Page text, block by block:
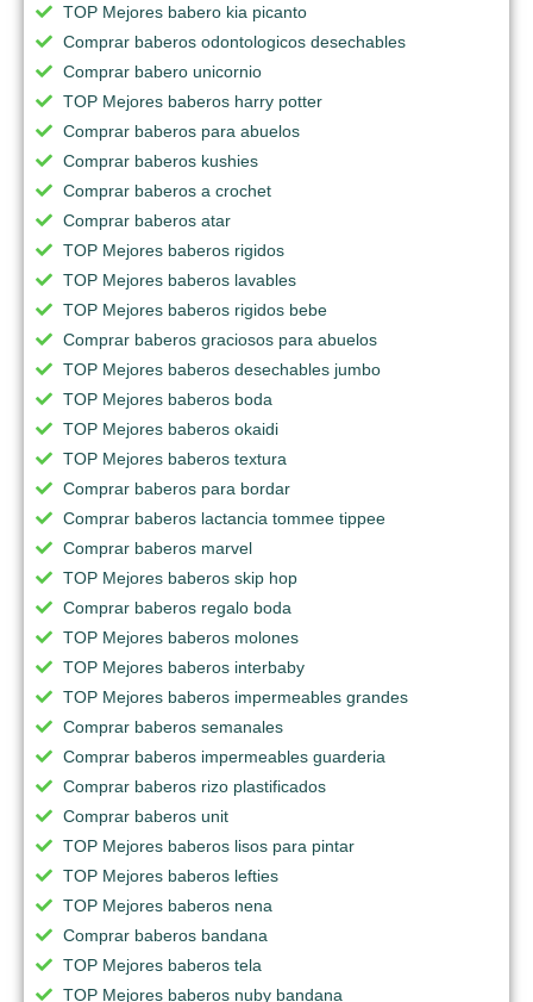
TOP Mejores babero kia picanto
Comprar baberos odontologicos desechables
Comprar babero unicornio
TOP Mejores baberos harry potter
Comprar baberos para abuelos
Comprar baberos kushies
Comprar baberos a crochet
Comprar baberos atar
TOP Mejores baberos rigidos
TOP Mejores baberos lavables
TOP Mejores baberos rigidos bebe
Comprar baberos graciosos para abuelos
TOP Mejores baberos desechables jumbo
TOP Mejores baberos boda
TOP Mejores baberos okaidi
TOP Mejores baberos textura
Comprar baberos para bordar
Comprar baberos lactancia tommee tippee
Comprar baberos marvel
TOP Mejores baberos skip hop
Comprar baberos regalo boda
TOP Mejores baberos molones
TOP Mejores baberos interbaby
TOP Mejores baberos impermeables grandes
Comprar baberos semanales
Comprar baberos impermeables guarderia
Comprar baberos rizo plastificados
Comprar baberos unit
TOP Mejores baberos lisos para pintar
TOP Mejores baberos lefties
TOP Mejores baberos nena
Comprar baberos bandana
TOP Mejores baberos tela
TOP Mejores baberos nuby bandana